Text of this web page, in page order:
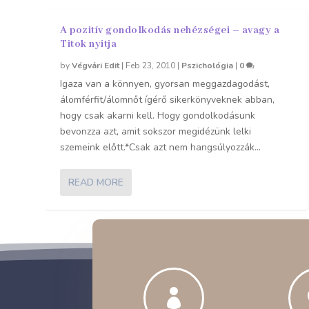
A pozitív gondolkodás nehézségei – avagy a
Titok nyitja
byVégvári Edit| Feb 23, 2010 | Pszichológia | 0
Igaza van a könnyen, gyorsan meggazdagodást,
álomférfit/álomnőt ígérő sikerkönyveknek abban,
hogy csak akarni kell. Hogy gondolkodásunk
bevonzza azt, amit sokszor megidézünk lelki
szemeink előtt.*Csak azt nem hangsúlyozzák...
READ MORE
